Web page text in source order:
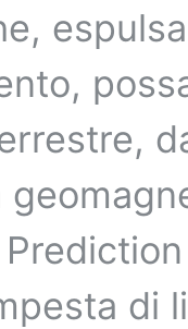
di